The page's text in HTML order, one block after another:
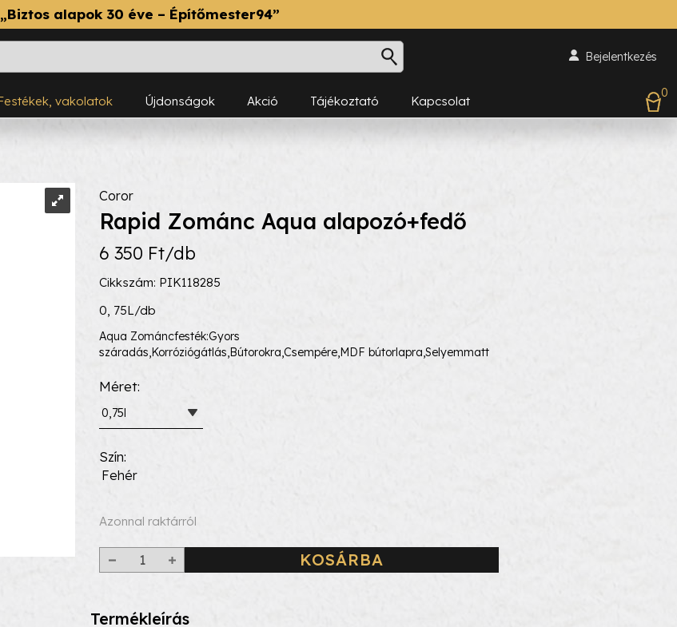
„Biztos alapok 30 éve – Építőmester94”
Bejelentkezés
Festékek, vakolatok Újdonságok Akció Tájékoztató Kapcsolat
0
Coror
Rapid Zománc Aqua alapozó+fedő
6 350 Ft/db
Cikkszám: PIK118285
0, 75L/db
Aqua Zománcfesték:Gyors
száradás,Korróziógátlás,Bútorokra,Csempére,MDF bútorlapra,Selyemmatt
Méret
0,75l
Szín
Fehér
Azonnal raktárról
KOSÁRBA
Termékleírás